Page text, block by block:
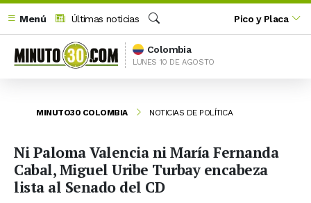
Menú
Últimas noticias
Buscar
Pico y Placa
Colombia
LUNES 10 DE AGOSTO
MINUTO30 COLOMBIA NOTICIAS DE POLÍTICA
Ni Paloma Valencia ni María Fernanda
Cabal, Miguel Uribe Turbay encabeza
lista al Senado del CD